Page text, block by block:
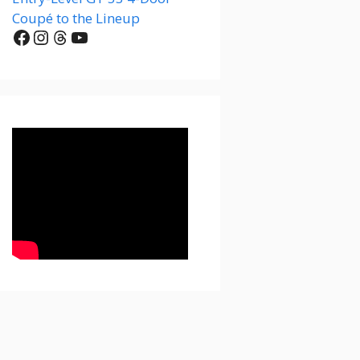
Coupé to the Lineup
Facebook
Instagram
Threads
YouTube